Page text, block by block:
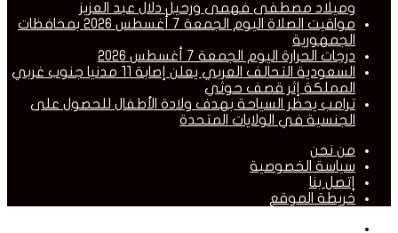
وميلاد مصطفى فهمى ورحيل دلال عبد العزيز
مواقيت الصلاة اليوم الجمعة 7 أغسطس 2026 بمحافظات
الجمهورية
درجات الحرارة اليوم الجمعة 7 أغسطس 2026
السعودية التحالف العربي يعلن إصابة 11 مدنيا جنوب غربي
المملكة إثر قصف حوثي
ترامب يحظر السياحة بهدف ولادة الأطفال للحصول على
الجنسية في الولايات المتحدة
من نحن
سياسة الخصوصية
إتصل بنا
خريطة الموقع